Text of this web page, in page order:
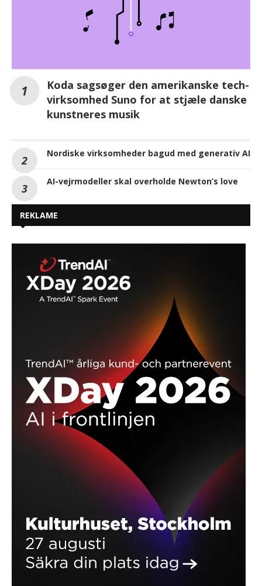
Koda sagsøger den amerikanske tech-
virksomhed Suno for at stjæle danske
kunstneres musik
Nordiske virksomheder bagud med generativ AI
AI-vejrmodeller skal overholde Newton’s love
REKLAME